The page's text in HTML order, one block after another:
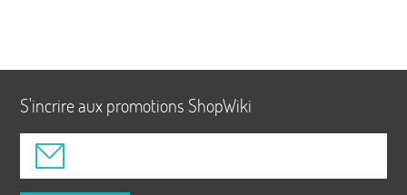
S'incrire aux promotions ShopWiki